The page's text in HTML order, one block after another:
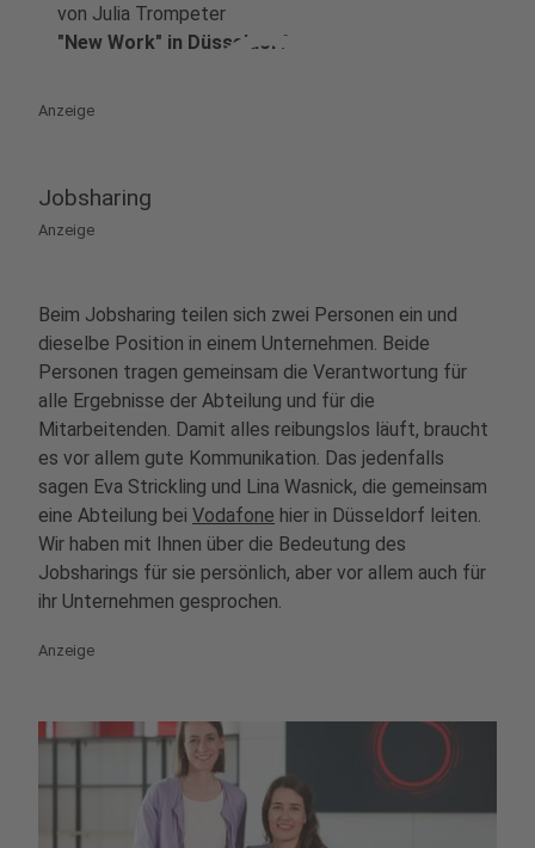
play_circle
von Julia Trompeter
"New Work" in Düsseldorf
Anzeige
Jobsharing
Anzeige
Beim Jobsharing teilen sich zwei Personen ein und
dieselbe Position in einem Unternehmen. Beide
Personen tragen gemeinsam die Verantwortung für
alle Ergebnisse der Abteilung und für die
Mitarbeitenden. Damit alles reibungslos läuft, braucht
es vor allem gute Kommunikation. Das jedenfalls
sagen Eva Strickling und Lina Wasnick, die gemeinsam
eine Abteilung bei Vodafone hier in Düsseldorf leiten.
Wir haben mit Ihnen über die Bedeutung des
Jobsharings für sie persönlich, aber vor allem auch für
ihr Unternehmen gesprochen.
Anzeige